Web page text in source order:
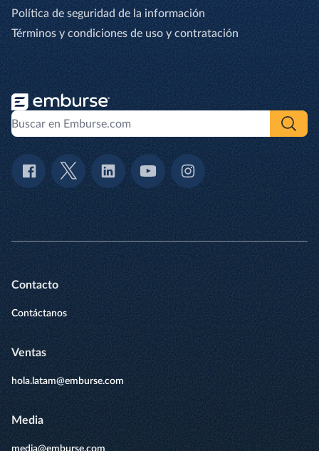
Política de seguridad de la información
Términos y condiciones de uso y contratación
Contacto
Contáctanos
Ventas
hola.latam@emburse.com
Media
media@emburse.com